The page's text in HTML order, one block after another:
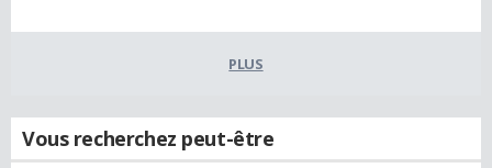
PLUS
Vous recherchez peut-être